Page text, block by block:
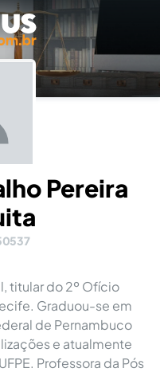
Pereira
titular do 2º Ofício
Graduou-se em
de Pernambuco
e atualmente
Professora da Pós